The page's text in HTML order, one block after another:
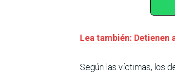
Lea también: Detienen
Según las víctimas, los